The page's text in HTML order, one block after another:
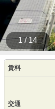
1 / 14
賃料
交通